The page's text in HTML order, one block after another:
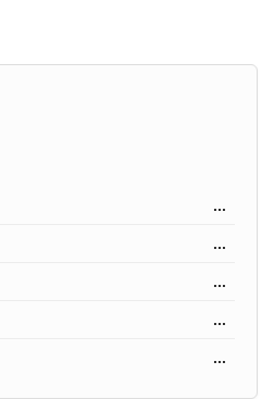
...
...
...
...
...